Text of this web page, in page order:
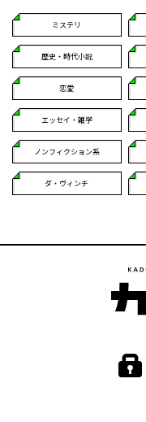
ミステリ
歴史・時代小説
恋愛
エッセイ・雑学
ノンフィクション系
ダ・ヴィンチ